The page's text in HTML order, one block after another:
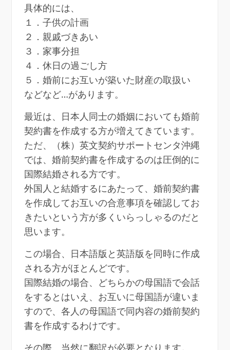
具体的には、
１．子供の計画
２．親戚づきあい
３．家事分担
４．休日の過ごし方
５．婚前にお互いが築いた財産の取扱い
などなど…があります。
最近は、日本人同士の婚姻においても婚前
契約書を作成する方が増えてきています。
ただ、（株）英文契約サポートセンタ沖縄
では、婚前契約書を作成するのは圧倒的に
国際結婚される方です。
外国人と結婚するにあたって、婚前契約書
を作成してお互いの合意事項を確認してお
きたいという方が多くいらっしゃるのだと
思います。
この場合、日本語版と英語版を同時に作成
される方がほとんどです。
国際結婚の場合、どちらかの母国語で会話
をするとはいえ、お互いに母国語が違いま
すので、各人の母国語で同内容の婚前契約
書を作成するわけです。
その際、当然に翻訳が必要となります。